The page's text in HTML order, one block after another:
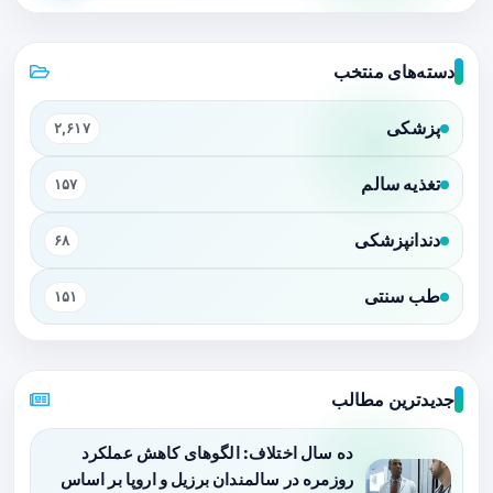
دسته‌های منتخب
پزشکی ۲,۶۱۷
تغذیه سالم ۱۵۷
دندانپزشکی ۶۸
طب سنتی ۱۵۱
جدیدترین مطالب
ده سال اختلاف: الگوهای کاهش عملکرد
روزمره در سالمندان برزیل و اروپا بر اساس